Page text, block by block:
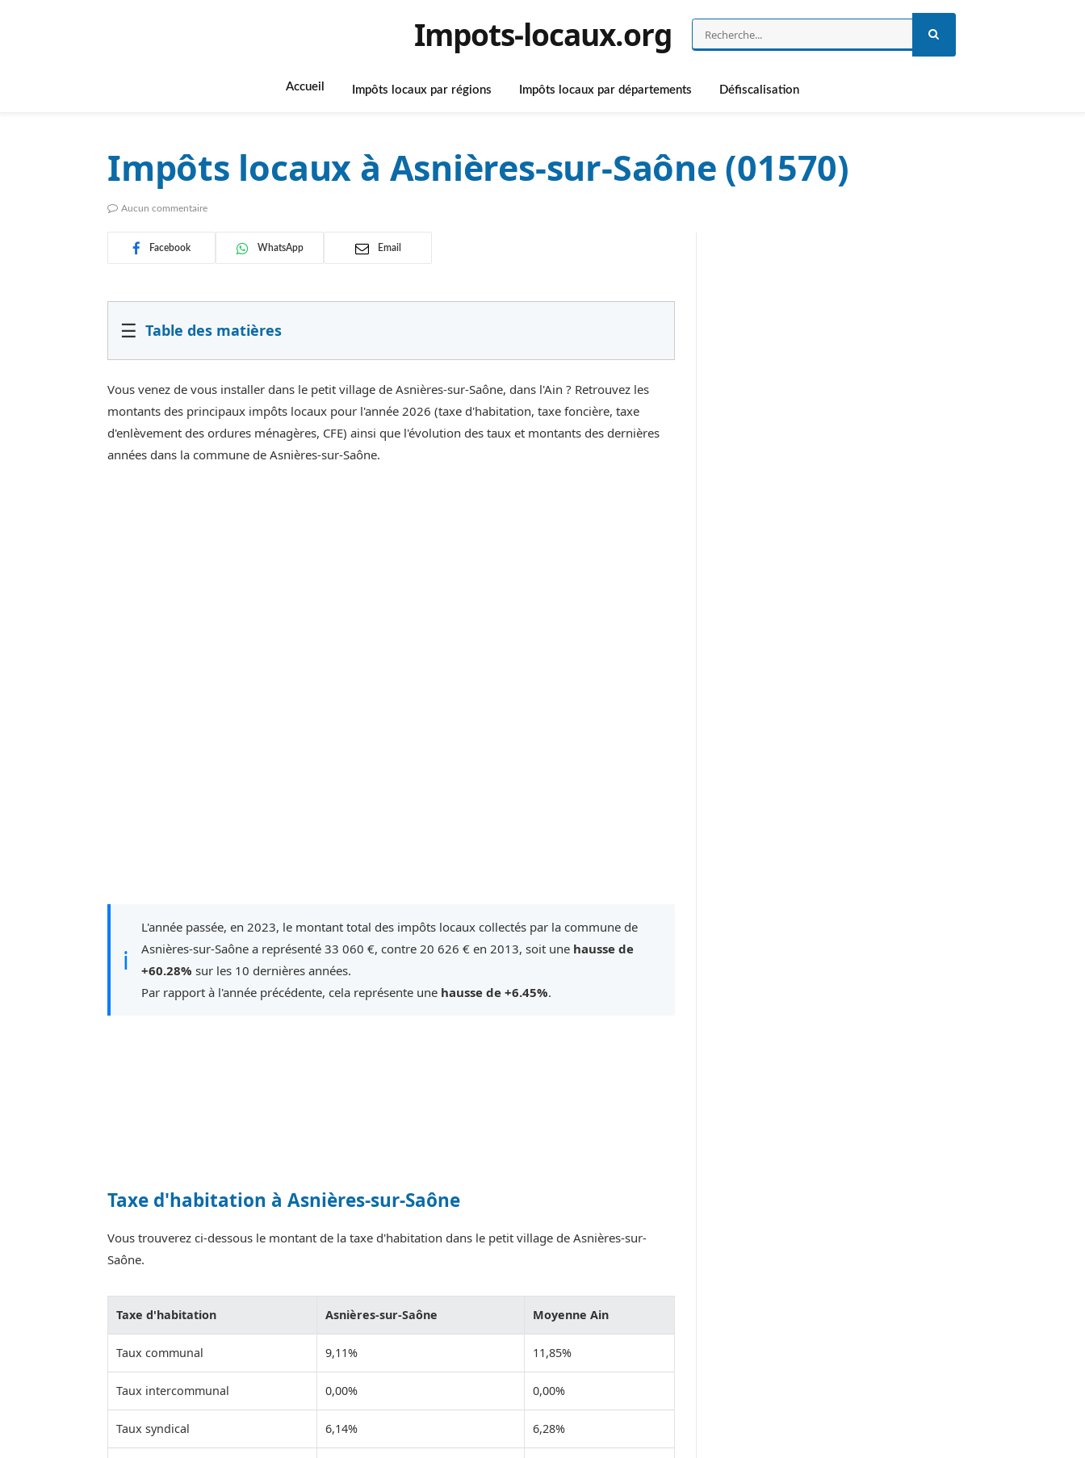
Impots-locaux.org
Accueil Impôts locaux par régions Impôts locaux par départements Défiscalisation
Impôts locaux à Asnières-sur-Saône (01570)
Aucun commentaire
Facebook WhatsApp Email
☰ Table des matières
Vous venez de vous installer dans le petit village de Asnières-sur-Saône, dans l'Ain ? Retrouvez les
montants des principaux impôts locaux pour l'année 2026 (taxe d'habitation, taxe foncière, taxe
d'enlèvement des ordures ménagères, CFE) ainsi que l'évolution des taux et montants des dernières
années dans la commune de Asnières-sur-Saône.
ℹ
L'année passée, en 2023, le montant total des impôts locaux collectés par la commune de
Asnières-sur-Saône a représenté 33 060 €, contre 20 626 € en 2013, soit une hausse de
+60.28% sur les 10 dernières années.
Par rapport à l'année précédente, cela représente une hausse de +6.45%.
Taxe d'habitation à Asnières-sur-Saône
Vous trouverez ci-dessous le montant de la taxe d'habitation dans le petit village de Asnières-sur-
Saône.
Taxe d'habitation Asnières-sur-Saône Moyenne Ain
Taux communal 9,11% 11,85%
Taux intercommunal 0,00% 0,00%
Taux syndical 6,14% 6,28%